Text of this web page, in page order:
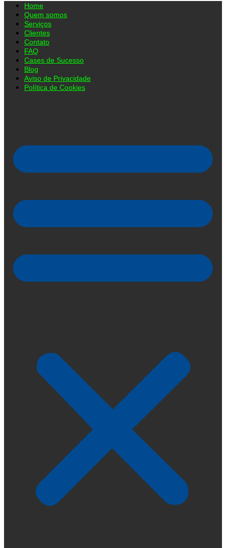
Home
Quem somos
Serviços
Clientes
Contato
FAQ
Cases de Sucesso
Blog
Aviso de Privacidade
Política de Cookies